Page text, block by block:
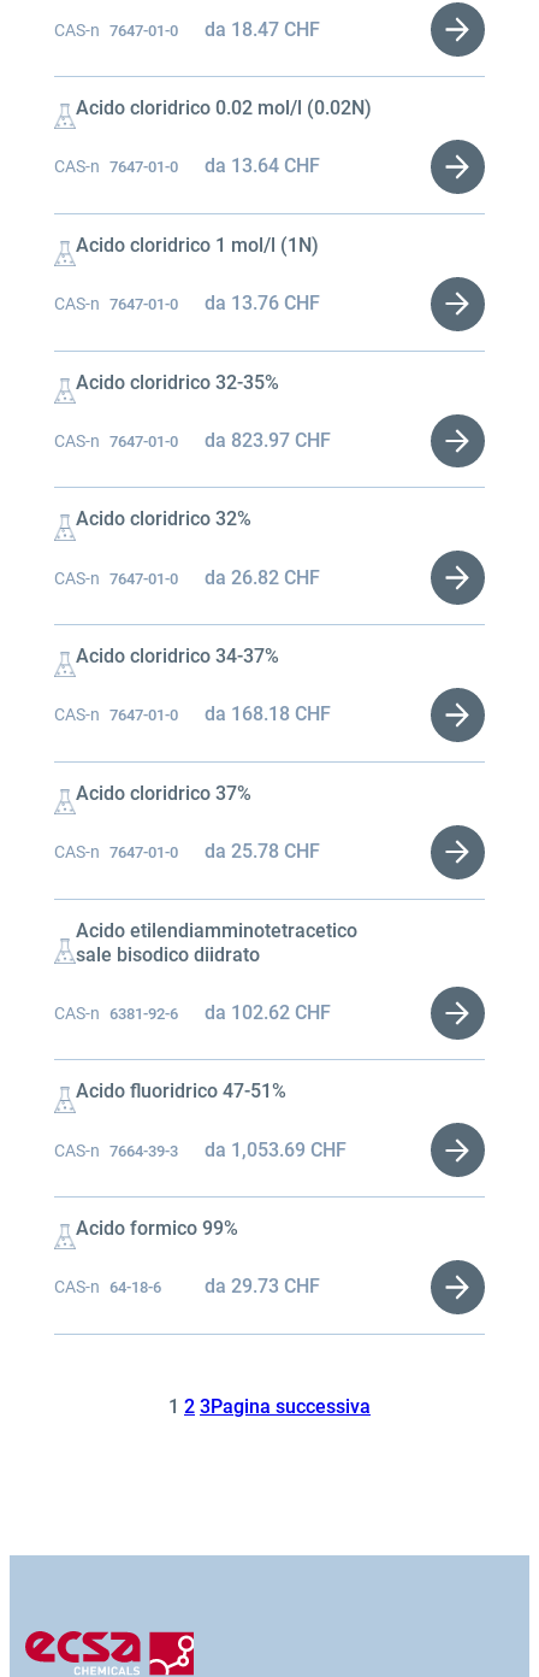
CAS-n 7647-01-0 da 18.47CHF
Acido cloridrico 0.02 mol/l (0.02N)
CAS-n 7647-01-0 da 13.64CHF
Acido cloridrico 1 mol/l (1N)
CAS-n 7647-01-0 da 13.76CHF
Acido cloridrico 32-35%
CAS-n 7647-01-0 da 823.97CHF
Acido cloridrico 32%
CAS-n 7647-01-0 da26.82CHF
Acido cloridrico 34-37%
CAS-n 7647-01-0 da 168.18CHF
Acido cloridrico 37%
CAS-n 7647-01-0 da25.78CHF
Acido etilendiamminotetracetico
sale bisodico diidrato
CAS-n 6381-92-6 da 102.62CHF
Acido fluoridrico 47-51%
CAS-n 7664-39-3 da 1,053.69CHF
Acido formico 99%
CAS-n 64-18-6 da29.73CHF
1 2 3Pagina successiva